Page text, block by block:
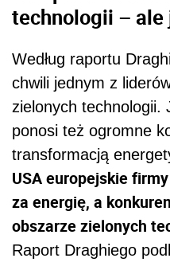
technologii –
Według raportu
chwili jednym z
zielonych technologii.
ponosi też ogromne
transformacją
USA europejskie
za energię, a
obszarze zielonych
Raport Draghiego